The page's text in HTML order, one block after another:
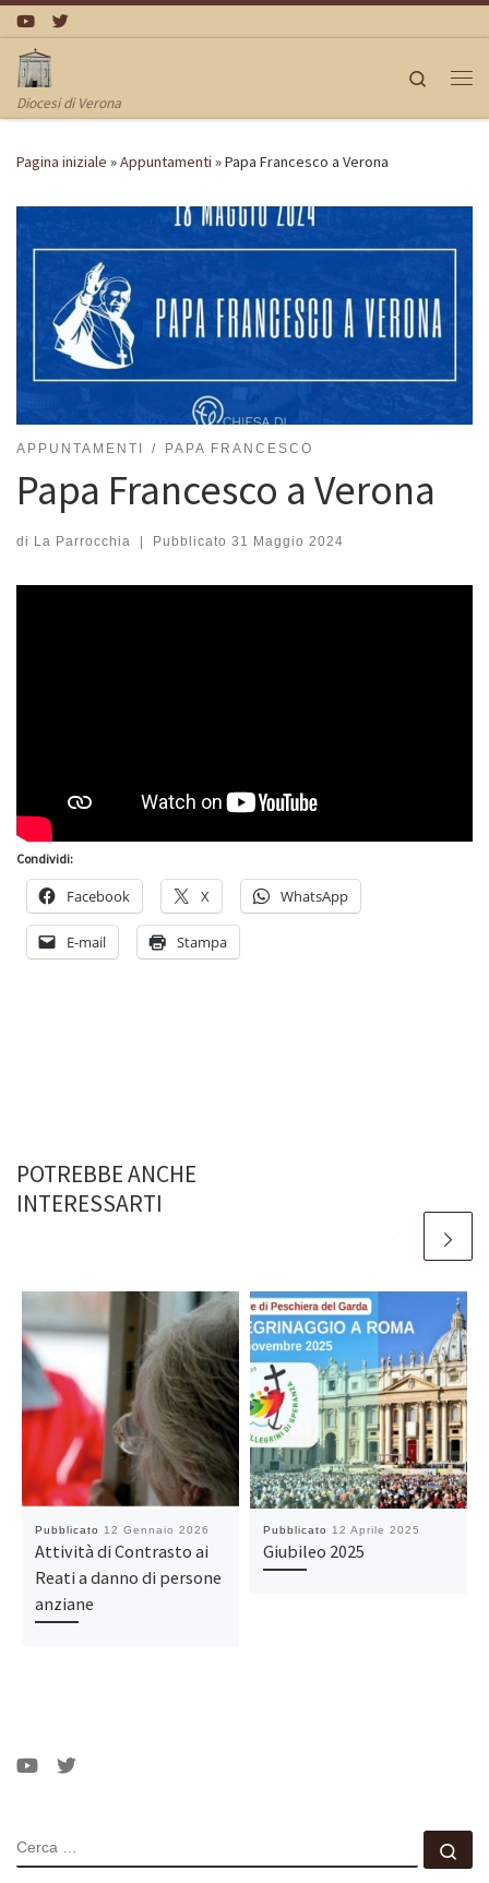
Passa al contenuto
Diocesi di Verona
Search
Pagina iniziale »Appuntamenti »Papa Francesco a Verona
APPUNTAMENTI PAPA FRANCESCO
Papa Francesco a Verona
di La Parrocchia Pubblicato 31 Maggio 2024
Condividi:
Facebook X WhatsApp
E-mail Stampa
POTREBBE ANCHE
INTERESSARTI
Pubblicato 12 Gennaio 2026
Attività di Contrasto ai
Reati a danno di persone
anziane
Pubblicato 12 Aprile 2025
Giubileo 2025
CERCA